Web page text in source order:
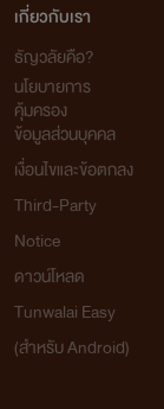
เกี่ยวกับเรา
ธัญวลัยคือ?
นโยบายการ
คุ้มครอง
ข้อมูลส่วนบุคคล
เงื่อนไขและข้อตกลง
Third-Party
Notice
ดาวน์โหลด
Tunwalai Easy
(สำหรับ Android)